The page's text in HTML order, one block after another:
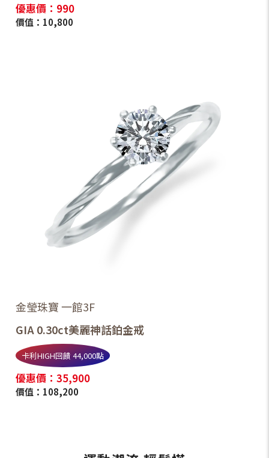
優惠價：990
價值：10,800
金瑩珠寶 一館3F
GIA 0.30ct美麗神話鉑金戒
卡利HIGH回饋 44,000點
優惠價：35,900
價值：108,200